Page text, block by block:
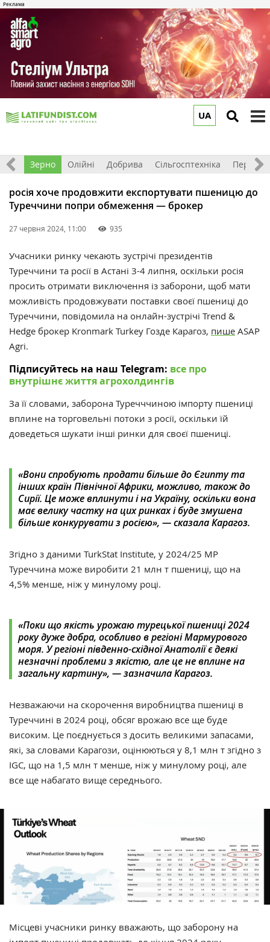
UA
Світ Зерно Олійні Добрива Сільгосптехніка
росія хоче продовжити експортувати пшеницю до
Туреччини попри обмеження — брокер
27 червня 2024, 11:00 935
Учасники ринку чекають зустрічі президентів
Туреччини та росії в Астані 3-4 липня, оскільки росія
просить отримати виключення із заборони, щоб мати
можливість продовжувати поставки своєї пшениці до
Туреччини, повідомила на онлайн-зустрічі Trend &
Hedge брокер Kronmark Turkey Гозде Карагоз, пише ASAP
Agri.
Підписуйтесь на наш Telegram: все про
внутрішнє життя агрохолдингів
За її словами, заборона Туречччиною імпорту пшениці
вплине на торговельні потоки з росії, оскільки їй
доведеться шукати інші ринки для своєї пшениці.
«Вони спробують продати більше до Єгипту та
інших країн Північної Африки, можливо, також до
Сирії. Це може вплинути і на Україну, оскільки вона
має велику частку на цих ринках і буде змушена
більше конкурувати з росією», — сказалаКарагоз.
Згідно з даними TurkStat Institute, у 2024/25 МР
Туреччина може виробити 21 млн т пшениці, що на
4,5% менше, ніж у минулому році.
«Поки що якість урожаю турецької пшениці 2024
року дуже добра, особливо в регіоні Мармурового
моря. У регіоні південно-східної Анатолії є деякі
незначні проблеми з якістю, але це не вплине на
загальну картину», — зазначила Карагоз.
Незважаючи на скорочення виробництва пшениці в
Туреччині в 2024 році, обсяг врожаю все ще буде
високим. Це поєднується з досить великими запасами,
які, за словами Карагози, оцінюються у 8,1 млн т згідно з
IGC, що на 1,5 млн т менше, ніж у минулому році, але
все ще набагато вище середнього.
Місцеві учасники ринку вважають, що заборону на